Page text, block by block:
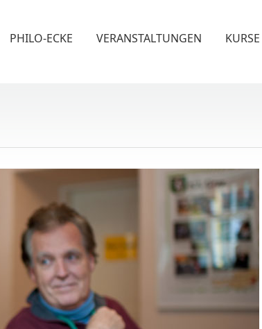
PHILO-ECKE VERANSTALTUNGEN KURSE